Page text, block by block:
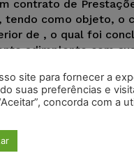
contrato de
tendo como objeto, o
de , o qual foi
adimplente com
site para fornecer a
suas preferências e
concorda com a